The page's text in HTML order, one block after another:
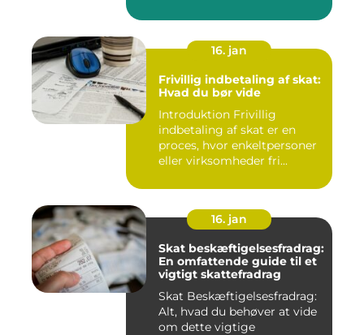
16. jan
Frivillig indbetaling af skat:
Hvad du bør vide
Introduktion Frivillig
indbetaling af skat er en
proces, hvor enkeltpersoner
eller virksomheder fri...
16. jan
Skat beskæftigelsesfradrag:
En omfattende guide til et
vigtigt skattefradrag
Skat Beskæftigelsesfradrag:
Alt, hvad du behøver at vide
om dette vigtige